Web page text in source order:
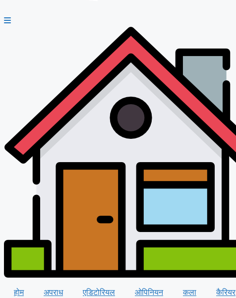
होम अपराध एडिटोरियल ओपिनियन कला कैरियर